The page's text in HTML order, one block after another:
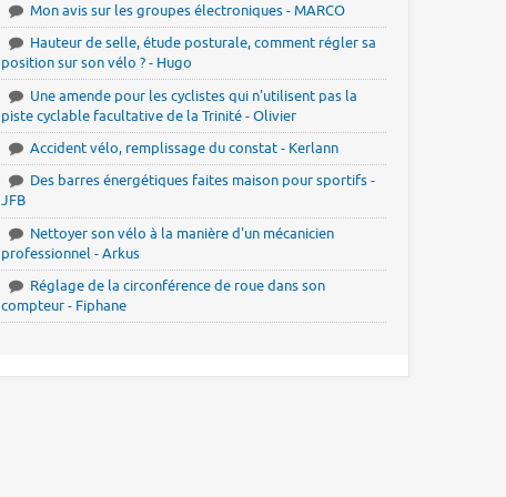
Mon avis sur les groupes électroniques - MARCO
Hauteur de selle, étude posturale, comment régler sa
position sur son vélo ? - Hugo
Une amende pour les cyclistes qui n'utilisent pas la
piste cyclable facultative de la Trinité - Olivier
Accident vélo, remplissage du constat - Kerlann
Des barres énergétiques faites maison pour sportifs -
JFB
Nettoyer son vélo à la manière d'un mécanicien
professionnel - Arkus
Réglage de la circonférence de roue dans son
compteur - Fiphane